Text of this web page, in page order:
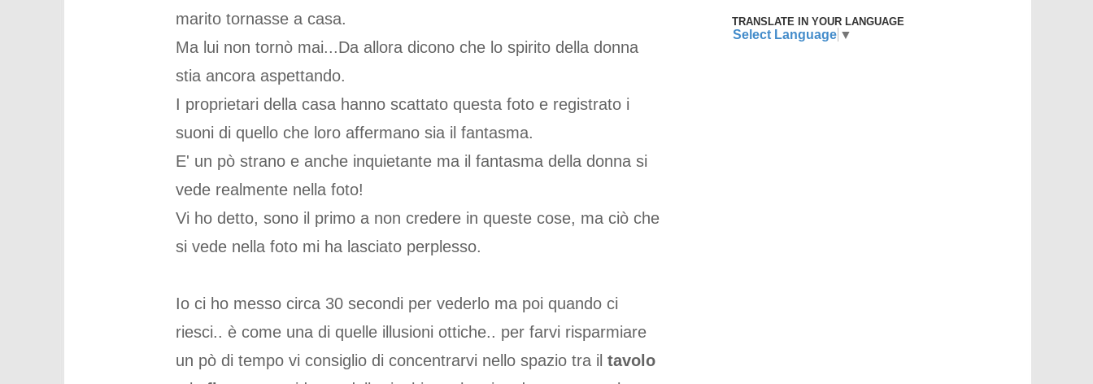
marito tornasse a casa.
Ma lui non tornò mai...Da allora dicono che lo spirito della donna
stia ancora aspettando.
I proprietari della casa hanno scattato questa foto e registrato i
suoni di quello che loro affermano sia il fantasma.
E' un pò strano e anche inquietante ma il fantasma della donna si
vede realmente nella foto!
Vi ho detto, sono il primo a non credere in queste cose, ma ciò che
si vede nella foto mi ha lasciato perplesso.
Io ci ho messo circa 30 secondi per vederlo ma poi quando ci
riesci.. è come una di quelle illusioni ottiche.. per farvi risparmiare
un pò di tempo vi consiglio di concentrarvi nello spazio tra il tavolo
TRANSLATE IN YOUR LANGUAGE
Select Language ▼